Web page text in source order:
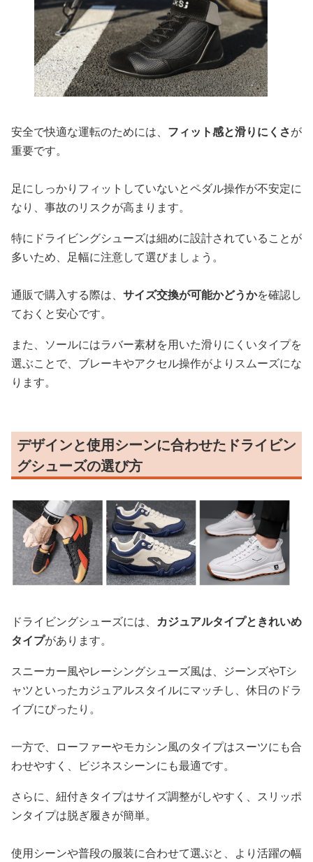
安全で快適な運転のためには、 フィット感と滑りにくさが
重要です。
足にしっかりフィットしていないとペダル操作が不安定に
なり、事故のリスクが高まります。
特にドライビングシューズは細めに設計されていることが
多いため、足幅に注意して選びましょう。
通販で購入する際は、 サイズ交換が可能かどうかを確認し
ておくと安心です。
また、ソールにはラバー素材を用いた滑りにくいタイプを
選ぶことで、ブレーキやアクセル操作がよりスムーズにな
ります。
デザインと使用シーンに合わせたドライビン
グシューズの選び方
ドライビングシューズには、 カジュアルタイプときれいめ
タイプがあります。
スニーカー風やレーシングシューズ風は、ジーンズやTシ
ャツといったカジュアルスタイルにマッチし、休日のドラ
イブにぴったり。
一方で、ローファーやモカシン風のタイプはスーツにも合
わせやすく、ビジネスシーンにも最適です。
さらに、紐付きタイプはサイズ調整がしやすく、スリッポ
ンタイプは脱ぎ履きが簡単。
使用シーンや普段の服装に合わせて選ぶと、より活躍の幅